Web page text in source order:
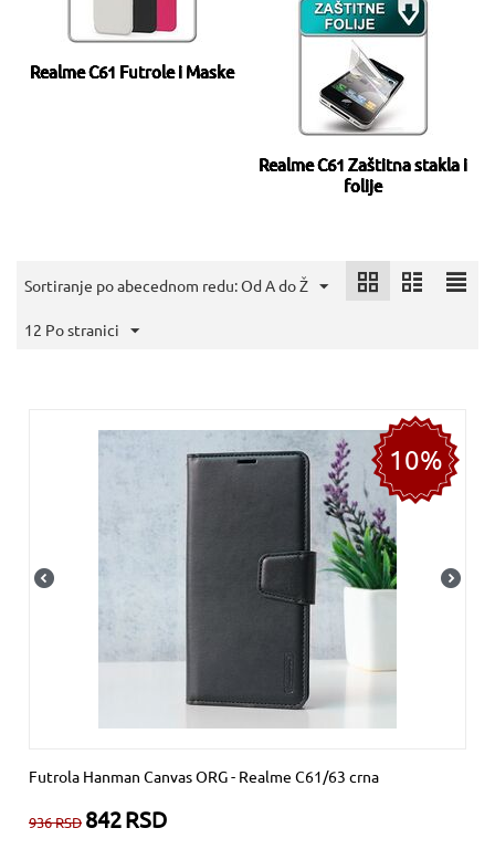
Realme C61 Futrole i Maske
Realme C61 Zaštitna stakla i
folije
Sortiranje po abecednom redu: Od A do Ž
12 Po stranici
10%
Futrola Hanman Canvas ORG - Realme C61/63 crna
936RSD 842RSD